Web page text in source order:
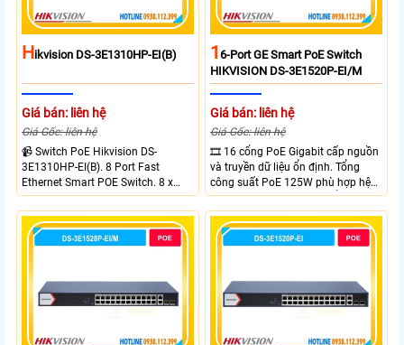
HIkvision DS-3E1310HP-EI(B)
Giá bán: liên hệ
Giá Gốc: liên hệ
📹 Switch PoE Hikvision DS-
3E1310HP-EI(B). 8 Port Fast
Ethernet Smart POE Switch. 8 x
10/100M PoE Ports, 2 x Gigabit
Uplink Ports.
16-Port GE Smart PoE Switch
HIKVISION DS-3E1520P-EI/M
Giá bán: liên hệ
Giá Gốc: liên hệ
🎞 16 cổng PoE Gigabit cấp nguồn
và truyền dữ liệu ổn định. Tổng
công suất PoE 125W phù hợp hệ
thống camera IP vừa. 2 cổng RJ45
Gigabit và 2 cổng quang SFP mở
rộng linh hoạt. Hỗ trợ truyền PoE
xa tối đa lên đến 300 mét.